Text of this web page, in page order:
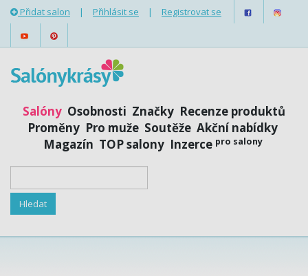
Přidat salon | Přihlásit se | Registrovat se
Salóny Osobnosti Značky Recenze produktů
Proměny Pro muže Soutěže Akční nabídky
Magazín TOP salony Inzerce pro salony